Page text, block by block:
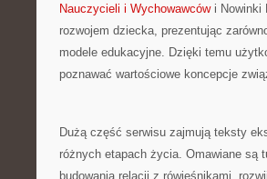
Nauczycieli i Wychowawcówi Nowinki
rozwojem dziecka, prezentując
modele edukacyjne. Dzięki temu
poznawać wartościowe koncepcje
Dużą część serwisu zajmują teksty
różnych etapach życia. Omawiane są
budowania relacji z rówieśnikami,